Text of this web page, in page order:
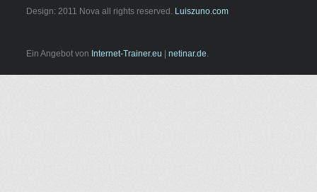
Design: 2011 Nova all rights reserved. Luiszuno.com
Ein Angebot von Internet-Trainer.eu netinar.de.